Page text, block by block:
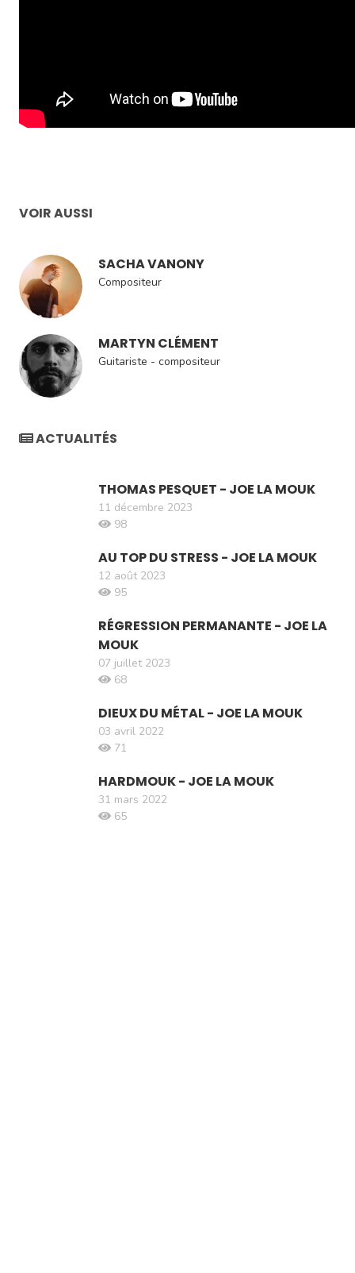
VOIR AUSSI
SACHA VANONY
Compositeur
MARTYN CLÉMENT
Guitariste - compositeur
ACTUALITÉS
THOMAS PESQUET - JOE LA MOUK
11 décembre 2023
98
AU TOP DU STRESS - JOE LA MOUK
12 août 2023
95
RÉGRESSION PERMANANTE - JOE LA
MOUK
07 juillet 2023
68
DIEUX DU MÉTAL - JOE LA MOUK
03 avril 2022
71
HARDMOUK - JOE LA MOUK
31 mars 2022
65